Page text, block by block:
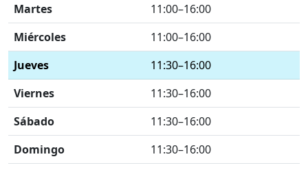
Martes
11:00–16:00
Miércoles
11:00–16:00
Jueves
11:30–16:00
Viernes
11:30–16:00
Sábado
11:30–16:00
Domingo
11:30–16:00